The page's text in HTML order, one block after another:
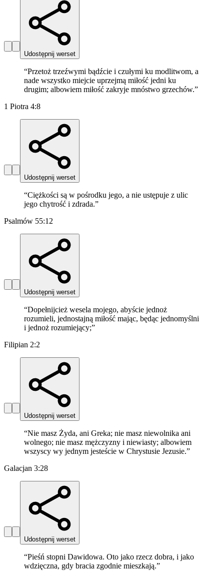
Udostępnij werset
“Przetoż trzeźwymi bądźcie i czułymi ku modlitwom, a
nade wszystko miejcie uprzejmą miłość jedni ku
drugim; albowiem miłość zakryje mnóstwo grzechów.”
1 Piotra 4:8
Udostępnij werset
“Ciężkości są w pośrodku jego, a nie ustępuje z ulic
jego chytrość i zdrada.”
Psalmów 55:12
Udostępnij werset
“Dopełnijcież wesela mojego, abyście jednoż
rozumieli, jednostajną miłość mając, będąc jednomyślni
i jednoż rozumiejący;”
Filipian 2:2
Udostępnij werset
“Nie masz Żyda, ani Greka; nie masz niewolnika ani
wolnego; nie masz mężczyzny i niewiasty; albowiem
wszyscy wy jednym jesteście w Chrystusie Jezusie.”
Galacjan 3:28
Udostępnij werset
“Pieśń stopni Dawidowa. Oto jako rzecz dobra, i jako
wdzięczna, gdy bracia zgodnie mieszkają.”